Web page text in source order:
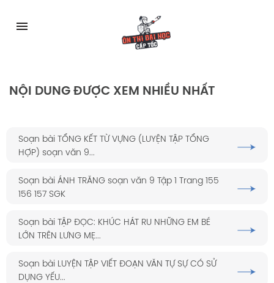
menu
NỘI DUNG ĐƯỢC XEM NHIỀU NHẤT
Soạn bài TỔNG KẾT TỪ VỰNG (LUYỆN TẬP TỔNG
HỢP) soạn văn 9...
Soạn bài ÁNH TRĂNG soạn văn 9 Tập 1 Trang 155
156 157 SGK
Soạn bài TẬP ĐỌC: KHÚC HÁT RU NHỮNG EM BÉ
LỚN TRÊN LƯNG MẸ...
Soạn bài LUYỆN TẬP VIẾT ĐOẠN VĂN TỰ SỰ CÓ SỬ
DỤNG YẾU...